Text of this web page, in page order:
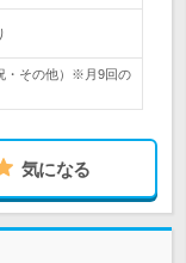
・その他）※月9回の
気になる